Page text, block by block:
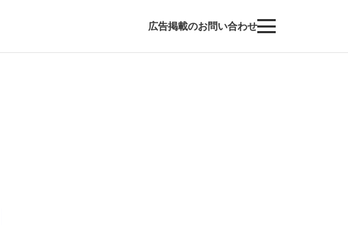
広告掲載のお問い合わせ